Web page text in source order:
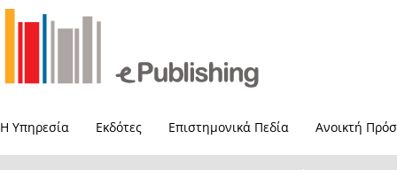
Η Υπηρεσία Εκδότες Επιστημονικά Πεδία Ανοικτή